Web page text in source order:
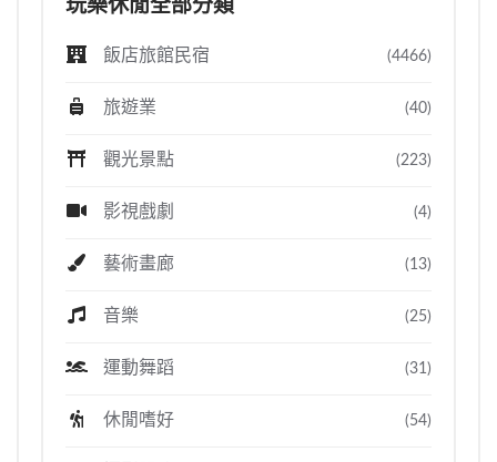
玩樂休閒全部分類
飯店旅館民宿 (4466)
旅遊業 (40)
觀光景點 (223)
影視戲劇 (4)
藝術畫廊 (13)
音樂 (25)
運動舞蹈 (31)
休閒嗜好 (54)